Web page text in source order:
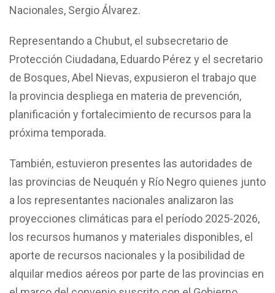
Nacionales, Sergio Álvarez.
Representando a Chubut, el subsecretario de
Protección Ciudadana, Eduardo Pérez y el secretario
de Bosques, Abel Nievas, expusieron el trabajo que
la provincia despliega en materia de prevención,
planificación y fortalecimiento de recursos para la
próxima temporada.
También, estuvieron presentes las autoridades de
las provincias de Neuquén y Río Negro quienes junto
a los representantes nacionales analizaron las
proyecciones climáticas para el período 2025-2026,
los recursos humanos y materiales disponibles, el
aporte de recursos nacionales y la posibilidad de
alquilar medios aéreos por parte de las provincias en